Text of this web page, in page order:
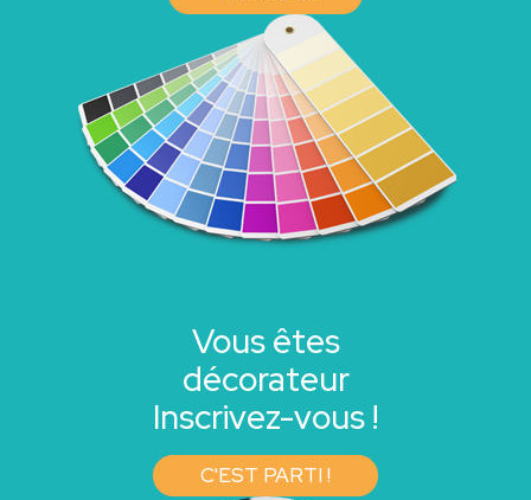
Vous êtes
décorateur
Inscrivez-vous !
C'EST PARTI !